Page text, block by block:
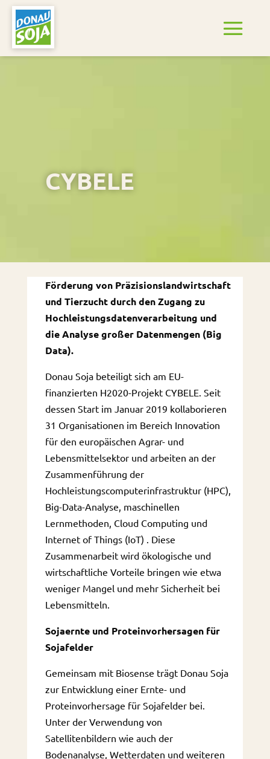
CYBELE
Förderung von Präzisionslandwirtschaft
und Tierzucht durch den Zugang zu
Hochleistungsdatenverarbeitung und
die Analyse großer Datenmengen (Big
Data).
Donau Soja beteiligt sich am EU-
finanzierten H2020-Projekt CYBELE. Seit
dessen Start im Januar 2019 kollaborieren
31 Organisationen im Bereich Innovation
für den europäischen Agrar- und
Lebensmittelsektor und arbeiten an der
Zusammenführung der
Hochleistungscomputerinfrastruktur (HPC),
Big-Data-Analyse, maschinellen
Lernmethoden, Cloud Computing und
Internet of Things (IoT) . Diese
Zusammenarbeit wird ökologische und
wirtschaftliche Vorteile bringen wie etwa
weniger Mangel und mehr Sicherheit bei
Lebensmitteln.
Sojaernte und Proteinvorhersagen für
Sojafelder
Gemeinsam mit Biosense trägt Donau Soja
zur Entwicklung einer Ernte- und
Proteinvorhersage für Sojafelder bei.
Unter der Verwendung von
Satellitenbildern wie auch der
Bodenanalyse, Wetterdaten und weiteren